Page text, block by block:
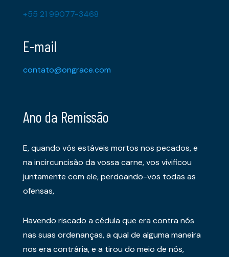
+55 21 99077-3468
E-mail
contato@ongrace.com
Ano da Remissão
E, quando vós estáveis mortos nos pecados, e
na incircuncisão da vossa carne, vos vivificou
juntamente com ele, perdoando-vos todas as
ofensas,
Havendo riscado a cédula que era contra nós
nas suas ordenanças, a qual de alguma maneira
nos era contrária, e a tirou do meio de nós,